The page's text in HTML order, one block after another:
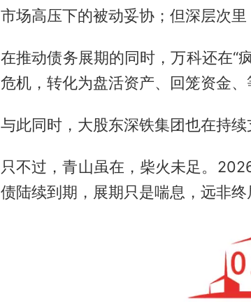
市场高压下的被动妥协；但深层次里
在推动债务展期的同时，万科还在“
危机，转化为盘活资产、回笼资金、
与此同时，大股东深铁集团也在持续
只不过，青山虽在，柴火未足。
债陆续到期，展期只是喘息，远非终